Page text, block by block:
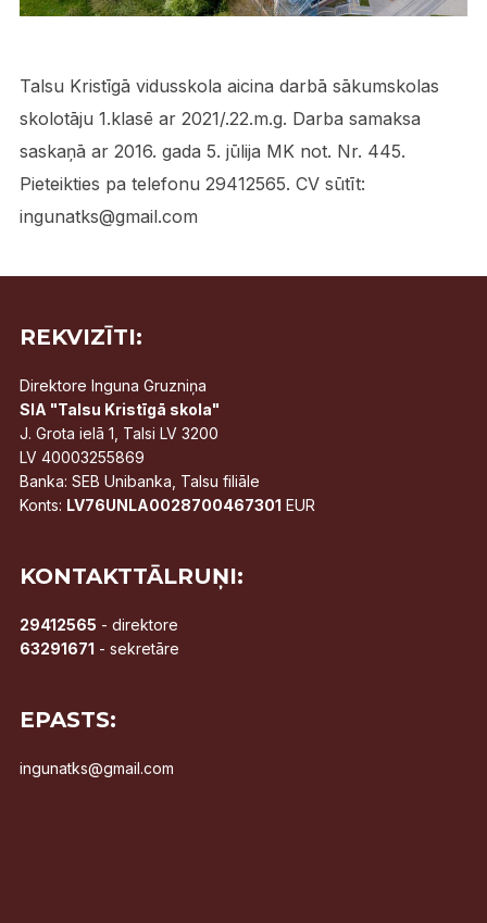
Talsu Kristīgā vidusskola aicina darbā sākumskolas
skolotāju 1.klasē ar 2021/.22.m.g. Darba samaksa
saskaņā ar 2016. gada 5. jūlija MK not. Nr. 445.
Pieteikties pa telefonu 29412565. CV sūtīt:
ingunatks@gmail.com
REKVIZĪTI:
Direktore Inguna Gruzniņa
SIA "Talsu Kristīgā skola"
J. Grota ielā 1, Talsi LV 3200
LV 40003255869
Banka: SEB Unibanka, Talsu filiāle
Konts: LV76UNLA0028700467301 EUR
KONTAKTTĀLRUŅI:
29412565 - direktore
63291671 - sekretāre
EPASTS:
ingunatks@gmail.com